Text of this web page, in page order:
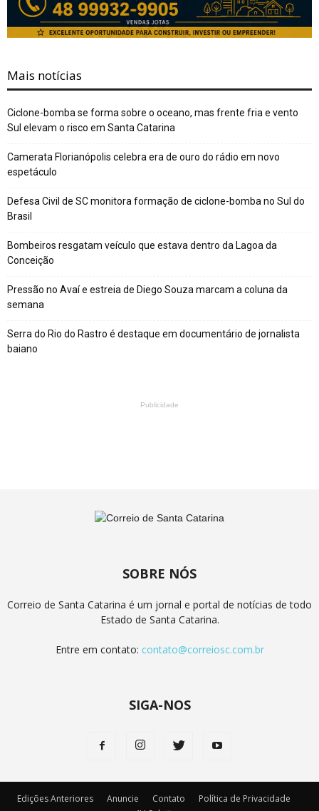
Mais notícias
Ciclone-bomba se forma sobre o oceano, mas frente fria e vento
Sul elevam o risco em Santa Catarina
Camerata Florianópolis celebra era de ouro do rádio em novo
espetáculo
Defesa Civil de SC monitora formação de ciclone-bomba no Sul do
Brasil
Bombeiros resgatam veículo que estava dentro da Lagoa da
Conceição
Pressão no Avaí e estreia de Diego Souza marcam a coluna da
semana
Serra do Rio do Rastro é destaque em documentário de jornalista
baiano
Publicidade
SOBRE NÓS
Correio de Santa Catarina é um jornal e portal de notícias de todo
Estado de Santa Catarina.
Entre em contato: contato@correiosc.com.br
SIGA-NOS
Edições Anteriores Anuncie Contato
Política de Privacidade